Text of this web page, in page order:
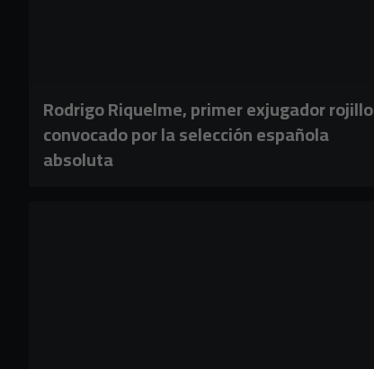
Rodrigo Riquelme, primer exjugador rojillo
convocado por la selección española
absoluta